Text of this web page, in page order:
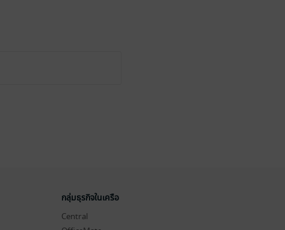
กลุ่มธุรกิจในเครือ
Central